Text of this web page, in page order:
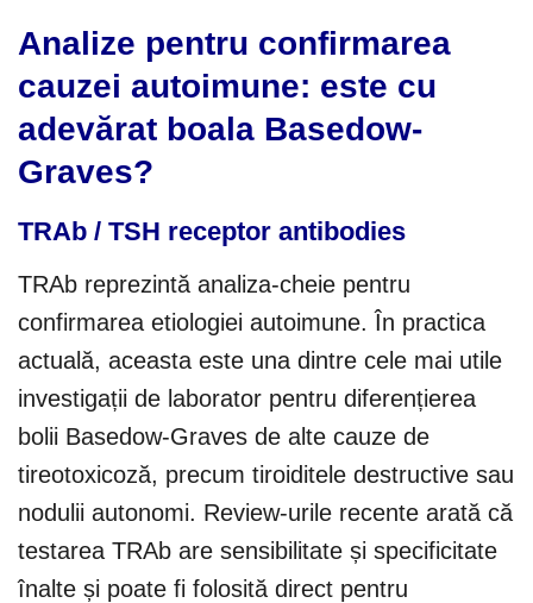
Analize pentru confirmarea
cauzei autoimune: este cu
adevărat boala Basedow-
Graves?
TRAb / TSH receptor antibodies
TRAb reprezintă analiza-cheie pentru
confirmarea etiologiei autoimune. În practica
actuală, aceasta este una dintre cele mai utile
investigații de laborator pentru diferențierea
bolii Basedow-Graves de alte cauze de
tireotoxicoză, precum tiroiditele destructive sau
nodulii autonomi. Review-urile recente arată că
testarea TRAb are sensibilitate și specificitate
înalte și poate fi folosită direct pentru